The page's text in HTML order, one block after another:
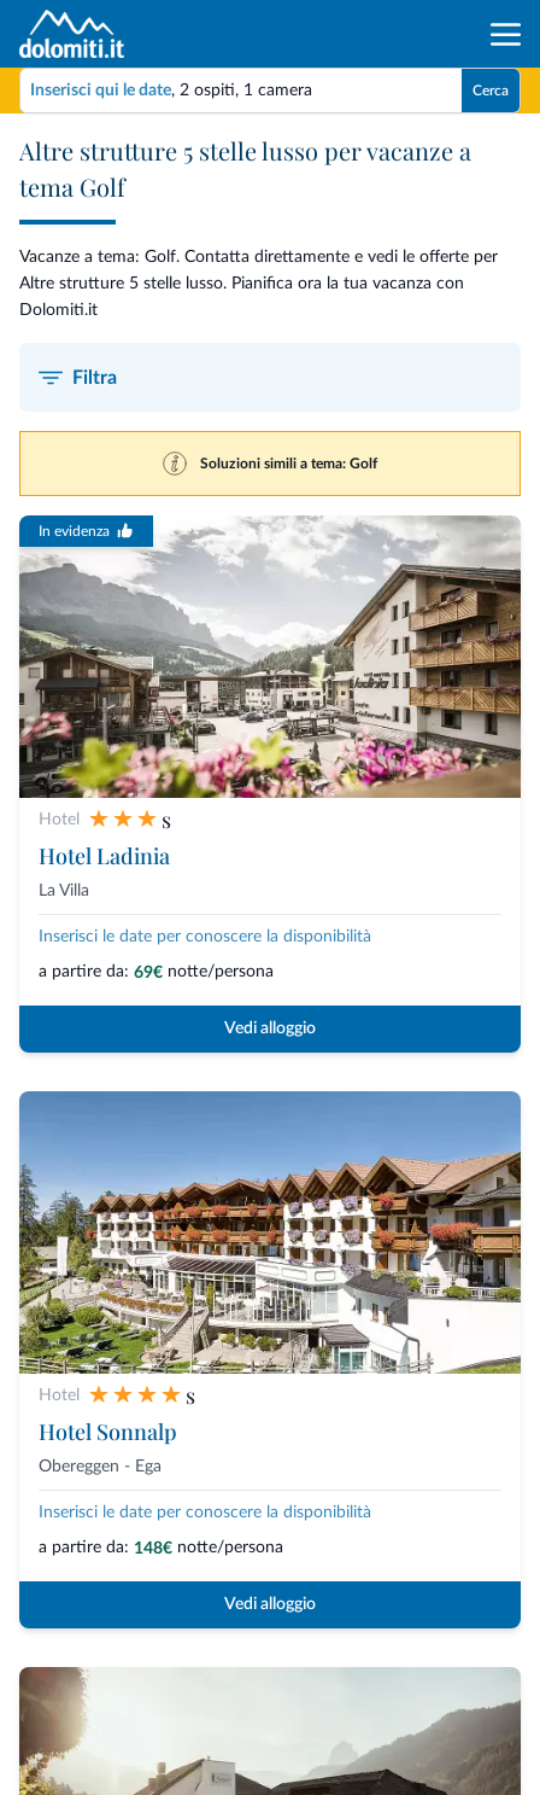
Inserisci qui le date, 2 ospiti, 1 camera Cerca
Altre strutture 5 stelle lusso per vacanze a
tema Golf
Vacanze a tema: Golf. Contatta direttamente e vedi le offerte per
Altre strutture 5 stelle lusso. Pianifica ora la tua vacanza con
Dolomiti.it
Filtra
Soluzioni simili a tema: Golf
In evidenza
Hotel
s
Hotel Ladinia
La Villa
Inserisci le date per conoscere la disponibilità
a partire da: 69€ notte/persona
Vedi alloggio
Hotel
s
Hotel Sonnalp
Obereggen - Ega
Inserisci le date per conoscere la disponibilità
a partire da: 148€ notte/persona
Vedi alloggio